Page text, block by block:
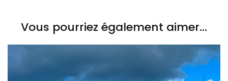
Vous pourriez également aimer...